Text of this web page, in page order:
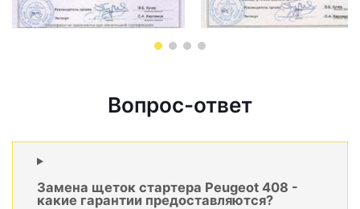
Вопрос-ответ
Замена щеток стартера Peugeot 408 -
какие гарантии предоставляются?